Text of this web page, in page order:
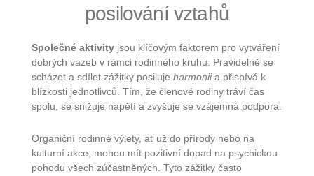
posilování vztahů
Společné aktivity jsou klíčovým faktorem pro vytváření
dobrých vazeb v rámci rodinného kruhu. Pravidelně se
scházet a sdílet zážitky posiluje harmoniia přispívá k
blízkosti jednotlivců. Tím, že členové rodiny tráví čas
spolu, se snižuje napětí a zvyšuje se vzájemná podpora.
Organiční rodinné výlety, ať už do přírody nebo na
kulturní akce, mohou mít pozitivní dopad na psychickou
pohodu všech zúčastněných. Tyto zážitky často